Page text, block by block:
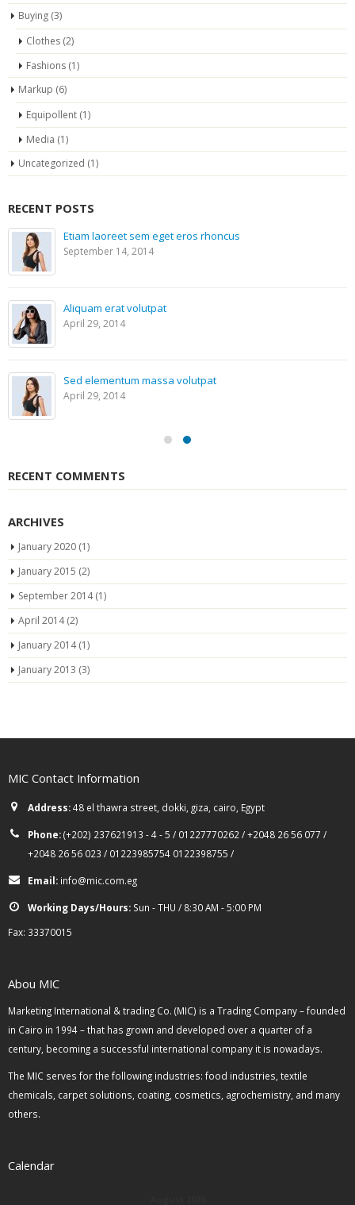
Buying (3)
Clothes (2)
Fashions (1)
Markup (6)
Equipollent (1)
Media (1)
Uncategorized (1)
RECENT POSTS
Etiam laoreet sem eget eros rhoncus
September 14, 2014
Aliquam erat volutpat
April 29, 2014
Sed elementum massa volutpat
April 29, 2014
RECENT COMMENTS
ARCHIVES
January 2020 (1)
January 2015 (2)
September 2014(1)
April 2014(2)
January 2014(1)
January 2013 (3)
MIC Contact Information
Address:48 el thawra street, dokki, giza, cairo, Egypt
Phone:(+202) 237621913 - 4 - 5 / 01227770262 / +2048 26 56 077 /
+2048 26 56 023 / 01223985754 0122398755 /
Email: info@mic.com.eg
Working Days/Hours: Sun - THU / 8:30 AM - 5:00 PM
Fax: 33370015
Abou MIC
Marketing International & trading Co. (MIC) is a Trading Company – founded
in Cairo in 1994 – that has grown and developed over a quarter of a
century, becoming a successful international company it is nowadays.
The MIC serves for the following industries: food industries, textile
chemicals, carpet solutions, coating, cosmetics, agrochemistry, and many
others.
Calendar